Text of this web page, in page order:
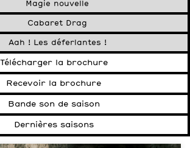
Magie nouvelle
Cabaret Drag
Aah ! Les déferlantes !
Télécharger la brochure
Recevoir la brochure
Bande son de saison
Dernières saisons